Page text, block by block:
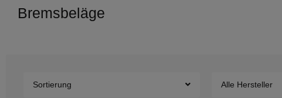
Bremsbeläge
Sortierung Alle Hersteller